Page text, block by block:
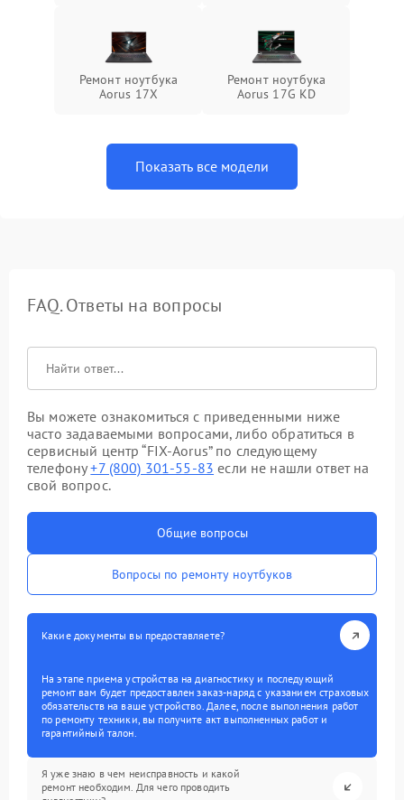
Ремонт ноутбука
Aorus 17X
Ремонт ноутбука
Aorus 17G KD
Показать все модели
FAQ. Ответы на вопросы
Вы можете ознакомиться с приведенными ниже
часто задаваемыми вопросами, либо обратиться в
сервисный центр “FIX-Aorus” по следующему
телефону+7 (800) 301-55-83 если не нашли ответ на
свой вопрос.
Общие вопросы
Вопросы по ремонту ноутбуков
Какие документы вы предоставляете?
На этапе приема устройства на диагностику и последующий
ремонт вам будет предоставлен заказ-наряд с указанием страховых
обязательств на ваше устройство. Далее, после выполнения работ
по ремонту техники, вы получите акт выполненных работ и
гарантийный талон.
Я уже знаю в чем неисправность и какой
ремонт необходим. Для чего проводить